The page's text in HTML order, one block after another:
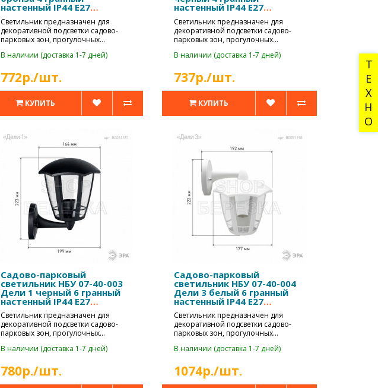
ТЕХНО
настенный IP44 Е27
max60Вт
Светильник предназначен для
декоративной подсветки садово-
парковых зон, прогулочных
В наличии (доставка 1-7 дней)
772р./шт.
КУПИТЬ
настенный IP44 Е27
max60Вт
Светильник предназначен для
декоративной подсветки садово-
парковых зон, прогулочных
В наличии (доставка 1-7 дней)
737р./шт.
КУПИТЬ
Садово-парковый
светильник НБУ 07-40-003
Дели 1 черный 6 гранный
настенный IP44 Е27
max40Вт
Светильник предназначен для
декоративной подсветки садово-
парковых зон, прогулочных
В наличии (доставка 1-7 дней)
780р./шт.
Садово-парковый
светильник НБУ 07-40-004
Дели 3 белый 6 гранный
настенный IP44 Е27
max40Вт
Светильник предназначен для
декоративной подсветки садово-
парковых зон, прогулочных
В наличии (доставка 1-7 дней)
1074р./шт.